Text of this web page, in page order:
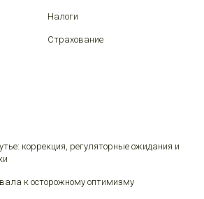
Налоги
Страхование
коррекция, регуляторные ожидания и
к осторожному оптимизму